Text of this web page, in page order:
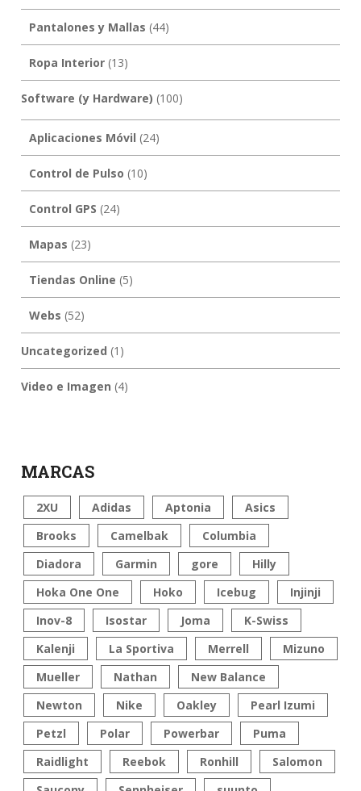
Pantalones y Mallas (44)
Ropa Interior(13)
Software (y Hardware) (100)
Aplicaciones Móvil (24)
Control de Pulso (10)
Control GPS (24)
Mapas (23)
Tiendas Online (5)
Webs (52)
Uncategorized (1)
Video e Imagen (4)
MARCAS
2XU Adidas Aptonia
Asics
Brooks
Camelbak
Columbia
Diadora
Garmin gore
Hilly
Hoka One One
Hoko Icebug
Injinji
Inov-8
Isostar Joma
K-Swiss
Kalenji
La Sportiva Merrell
Mizuno
Mueller
Nathan
New Balance
Newton
Nike Oakley
Pearl Izumi
Petzl
Polar Powerbar
Puma
Raidlight
Reebok Ronhill
Salomon